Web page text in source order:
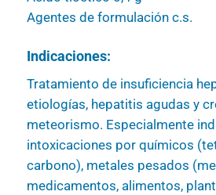
Agentes de formulación c.s.
Indicaciones:
Tratamiento de insuficiencia
etiologías, hepatitis agudas y
meteorismo. Especialmente
intoxicaciones por químicos
carbono), metales pesados
medicamentos, alimentos,